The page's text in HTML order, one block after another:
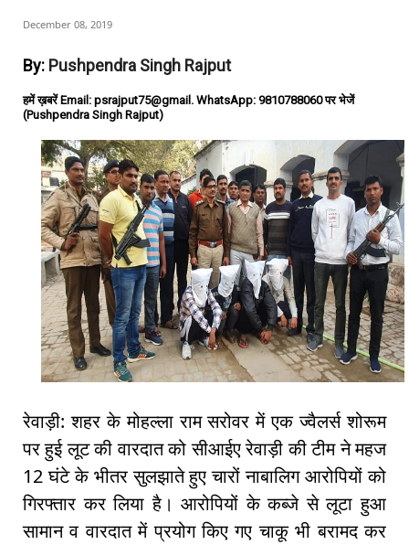
December 08, 2019
By: Pushpendra Singh Rajput
हमें ख़बरें Email: psrajput75@gmail. WhatsApp: 9810788060 पर भेजें
(Pushpendra Singh Rajput)
रेवाड़ी: शहर के मोहल्ला राम सरोवर में एक ज्वैलर्स शोरूम
पर हुई लूट की वारदात को सीआईए रेवाड़ी की टीम ने महज
12 घंटे के भीतर सुलझाते हुए चारों नाबालिग आरोपियों को
गिरफ्तार कर लिया है। आरोपियों के कब्जे से लूटा हुआ
सामान व वारदात में प्रयोग किए गए चाकू भी बरामद कर